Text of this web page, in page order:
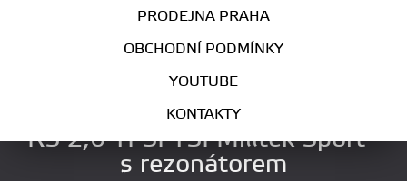
PRODEJNA PRAHA
OBCHODNÍ PODMÍNKY
YOUTUBE
KONTAKTY
INTERIÉR
AUTOKOSMETIKA
Catback výfuk Škoda Octavia II
RS 2,0 TFSI TSI Milltek Sport -
s rezonátorem